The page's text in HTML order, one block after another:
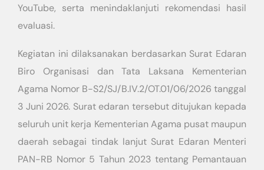
YouTube, serta menindaklanjuti rekomendasi hasil
evaluasi.
Kegiatan ini dilaksanakan berdasarkan Surat Edaran
Biro Organisasi dan Tata Laksana Kementerian
Agama Nomor B-S2/SJ/B.IV.2/OT.01/06/2026 tanggal
3 Juni 2026. Surat edaran tersebut ditujukan kepada
seluruh unit kerja Kementerian Agama pusat maupun
daerah sebagai tindak lanjut Surat Edaran Menteri
PAN-RB Nomor 5 Tahun 2023 tentang Pemantauan